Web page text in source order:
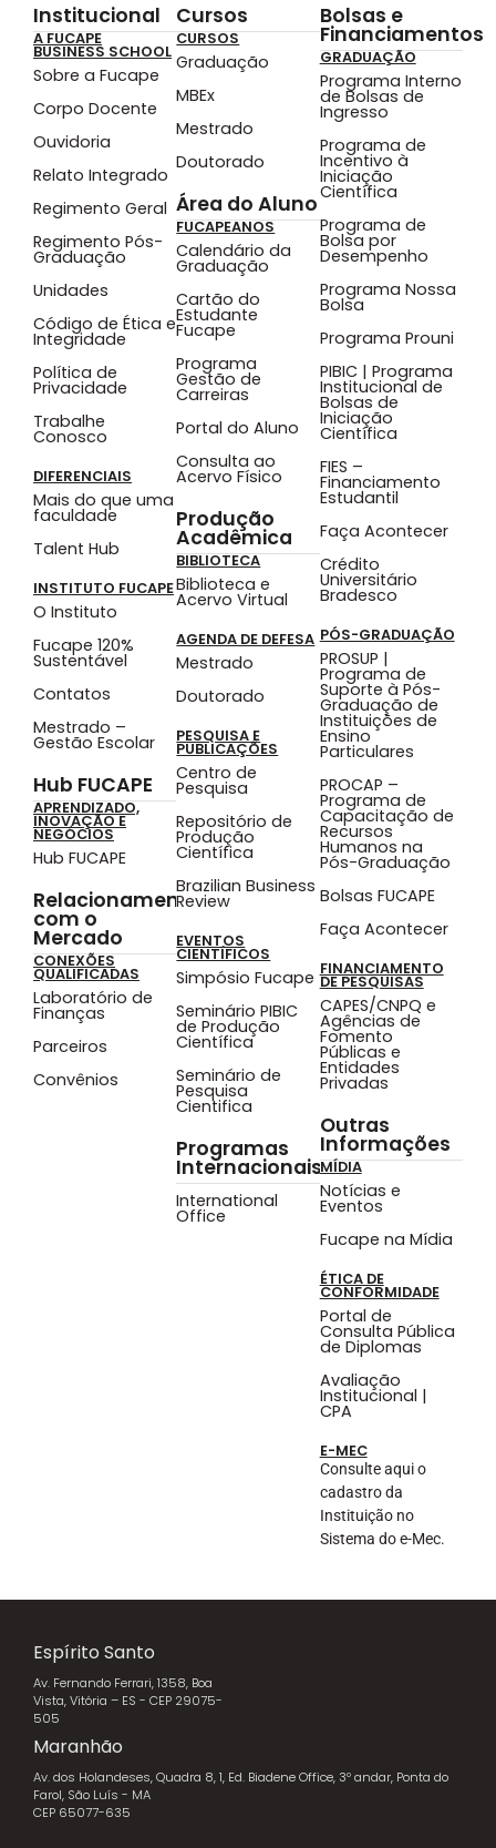
Institucional
A FUCAPE
BUSINESS SCHOOL
Sobre a Fucape
Corpo Docente
Ouvidoria
Relato Integrado
Regimento Geral
Regimento Pós-
Graduação
Unidades
Código de Ética e
Integridade
Política de
Privacidade
Trabalhe
Conosco
DIFERENCIAIS
Mais do que uma
faculdade
Talent Hub
INSTITUTO FUCAPE
O Instituto
Fucape 120%
Sustentável
Contatos
Mestrado –
Gestão Escolar
Hub FUCAPE
APRENDIZADO,
INOVAÇÃO E
NEGÓCIOS
Hub FUCAPE
Relacionamento
com o
Mercado
CONEXÕES
QUALIFICADAS
Laboratório de
Finanças
Parceiros
Convênios
Cursos
CURSOS
Graduação
MBEx
Mestrado
Doutorado
Área do Aluno
FUCAPEANOS
Calendário da
Graduação
Cartão do
Estudante
Fucape
Programa
Gestão de
Carreiras
Portal do Aluno
Consulta ao
Acervo Físico
Produção
Acadêmica
BIBLIOTECA
Biblioteca e
Acervo Virtual
AGENDA DE DEFESA
Mestrado
Doutorado
PESQUISA E
PUBLICAÇÕES
Centro de
Pesquisa
Repositório de
Produção
Científica
Brazilian Business
Review
EVENTOS
CIENTÍFICOS
Simpósio Fucape
Seminário PIBIC
de Produção
Científica
Seminário de
Pesquisa
Cientifica
Programas
Internacionais
International
Office
Bolsas e
Financiamentos
GRADUAÇÃO
Programa Interno
de Bolsas de
Ingresso
Programa de
Incentivo à
Iniciação
Científica
Programa de
Bolsa por
Desempenho
Programa Nossa
Bolsa
Programa Prouni
PIBIC | Programa
Institucional de
Bolsas de
Iniciação
Científica
FIES –
Financiamento
Estudantil
Faça Acontecer
Crédito
Universitário
Bradesco
PÓS-GRADUAÇÃO
PROSUP |
Programa de
Suporte à Pós-
Graduação de
Instituições de
Ensino
Particulares
PROCAP –
Programa de
Capacitação de
Recursos
Humanos na
Pós-Graduação
Bolsas FUCAPE
Faça Acontecer
FINANCIAMENTO
DE PESQUISAS
CAPES/CNPQ e
Agências de
Fomento
Públicas e
Entidades
Privadas
Outras
Informações
MÍDIA
Notícias e
Eventos
Fucape na Mídia
ÉTICA DE
CONFORMIDADE
Portal de
Consulta Pública
de Diplomas
Avaliação
Institucional |
CPA
E-MEC
Consulte aqui o
cadastro da
Instituição no
Sistema do e-Mec.
Espírito Santo
Av. Fernando Ferrari, 1358, Boa
Vista, Vitória – ES - CEP 29075-
505
Maranhão
Av. dos Holandeses, Quadra 8, 1, Ed. Biadene Office, 3º andar, Ponta do
Farol, São Luís - MA
CEP 65077-635